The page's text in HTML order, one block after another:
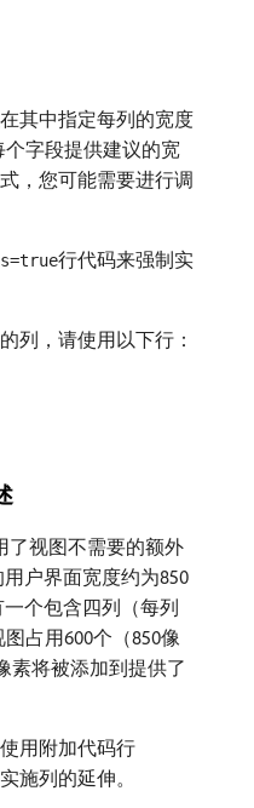
其中指定每列的宽度
个字段提供建议的宽
，您可能需要进行调
行代码来强制实
列，请使用以下行：
了视图不需要的额外
户界面宽度约为850
个包含四列（每列
占用600个（850像
素将被添加到提供了
用附加代码行
施列的延伸。